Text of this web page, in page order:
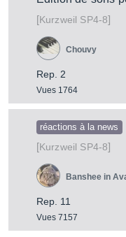
[Kurzweil SP4-8]
Rep. 2
Vues 1764
Chouvy
réactions à la news
[Kurzweil SP4-8]
Rep. 11
Vues 7157
Banshee in